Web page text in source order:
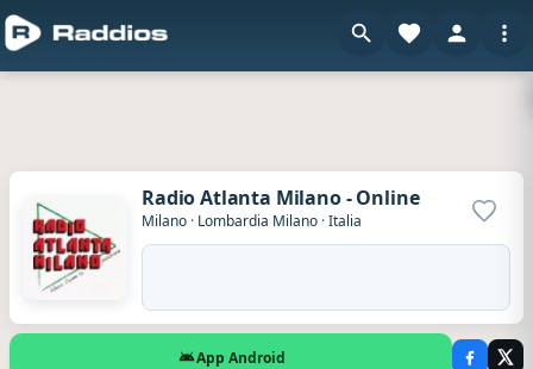
Radio Atlanta Milano - Online
Milano · Lombardia Milano ·Italia
App Android